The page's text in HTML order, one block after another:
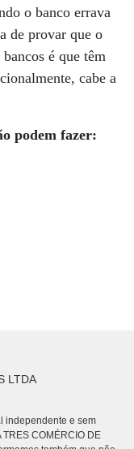
o banco errava
de provar que o
é que têm
cabe a
podem fazer:
LTDA
independente e sem
COMÉRCIO DE